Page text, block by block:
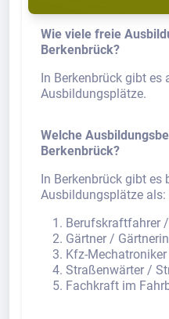
Wie viele freie
Berkenbrück?
In Berkenbrück gibt
Ausbildungsplätze.
Welche
Berkenbrück?
In Berkenbrück gibt es
Ausbildungsplätze als:
Berufskraftfahrer
Gärtner / Gärtnerin
Kfz-
Straßenwärter /
Fachkraft im